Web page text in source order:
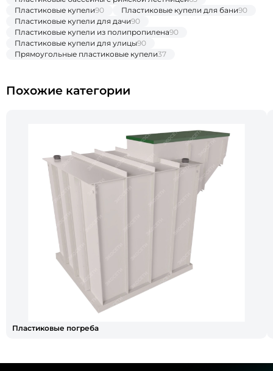
Пластиковые купели90 Пластиковые купели для бани90
Пластиковые купели для дачи90
Пластиковые купели из полипропилена90
Пластиковые купели для улицы90
Прямоугольные пластиковые купели37
Похожие категории
Пластиковые погреба